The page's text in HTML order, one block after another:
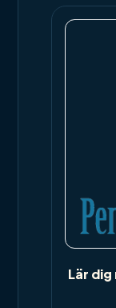
Lär dig